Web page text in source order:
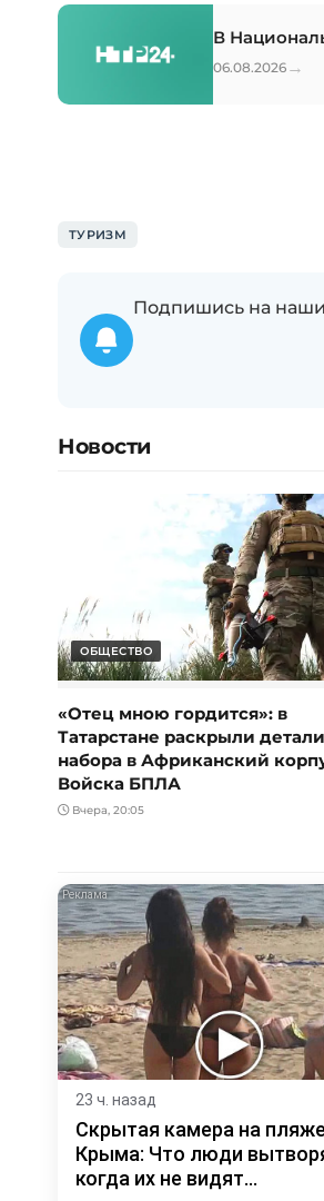
В
06.08.2026 →
ТУРИЗМ
Подпишись на
Новости
ОБЩЕСТВО
«Отец мною гордится»: в
Татарстане раскрыли детали
набора в Африканский
Войска БПЛА
Вчера, 20:05
23 ч. назад
Скрытая камера на
Крыма: Что люди
когда их не видят...